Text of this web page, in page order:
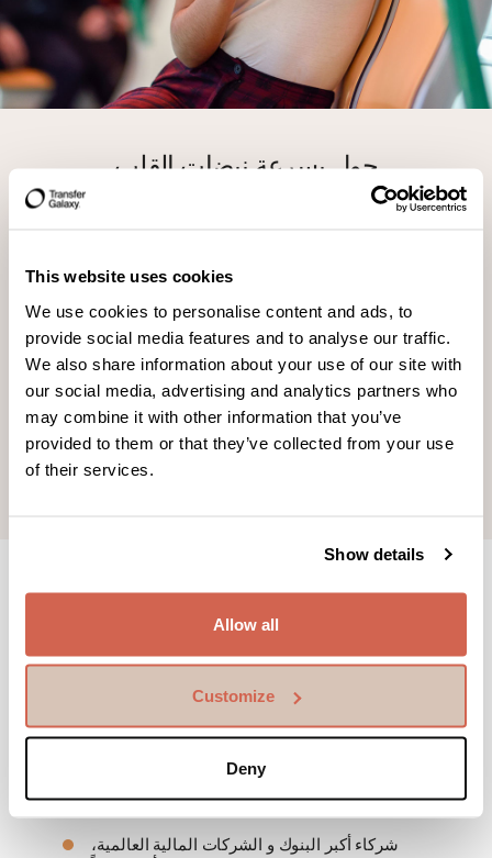
This website uses cookies
We use cookies to personalise content and ads, to
provide social media features and to analyse our traffic.
We also share information about your use of our site with
our social media, advertising and analytics partners who
may combine it with other information that you’ve
provided to them or that they’ve collected from your use
of their services.
Show details
Allow all
Customize
Deny
حول بسرعة نبضات القلب
سرعة
حول في أي وقت، أغلب عمليات التحويل تتم خلال ثوانٍ
رسوم منخفضة
أي مبلغ تستطيع توفيره، هو مبلغ إضافي إلى أحبائك
بدون جهد
حول من أي مكان تتواجد فيه، لا حاجة إلى زيارة وكيل
أنت بأمان معنا
نخضع لهيئة الرقابة المالية السويدية - سجل رقم
عمليات التحويل وجميع البيانات مشفرة ومحفوظة
بسرية تامة
سهولة تتبع الحوالة، يمكن دوماً معرفة أين وصلت
نقودك
شركاء أكبر البنوك و الشركات المالية العالمية،